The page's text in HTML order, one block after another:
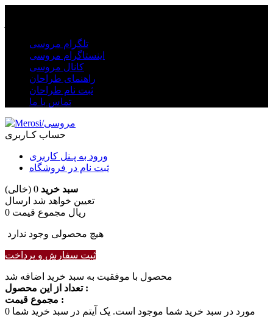
تلگرام مروسی
اینستاگرام مروسی
کانال مروسی
راهنمای طراحان
ثبت نام طراحان
تماس با ما
حساب کـاربری
ورود به پـنل کاربری
ثبت نام در فروشگاه
سبد خرید 0 (خالی)
تعیین خواهد شد ارسال
0 ریال مجموع قیمت
هیچ محصولی وجود ندارد
ثبت سفارش و پرداخت
محصول با موفقیت به سبد خرید اضافه شد
تعداد از این محصول :
مجموع قیمت :
0
مورد در سبد خرید شما موجود است. یک آیتم در سبد خرید شما